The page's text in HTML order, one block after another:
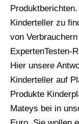
Kinderteller zu
von
ExpertenTesten-
Hier unsere
Kinderteller auf
Produkte
Mateys bei in